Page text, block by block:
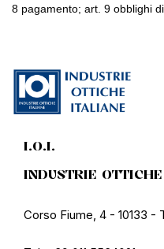
8 pagamento; art. 9 obblighi
I.O.I.
INDUSTRIE
Corso Fiume, 4 - 10133 -